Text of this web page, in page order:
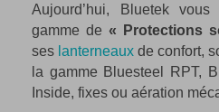
Aujourd’hui, Bluetek
gamme de « Protections
ses lanterneaux de confort,
la gamme Bluesteel RPT,
Inside, fixes ou aération